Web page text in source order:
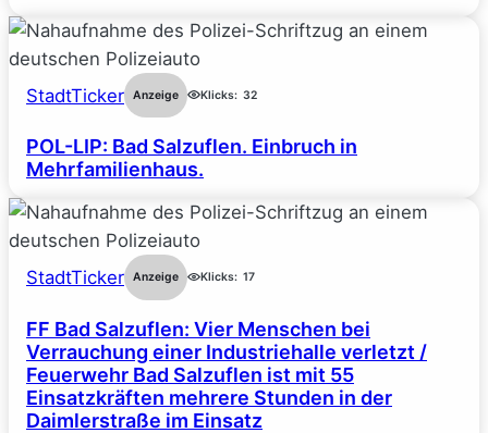
StadtTicker Anzeige Klicks: 32
POL-LIP: Bad Salzuflen. Einbruch in
Mehrfamilienhaus.
StadtTicker Anzeige Klicks: 17
FF Bad Salzuflen: Vier Menschen bei
Verrauchung einer Industriehalle verletzt /
Feuerwehr Bad Salzuflen ist mit 55
Einsatzkräften mehrere Stunden in der
Daimlerstraße im Einsatz